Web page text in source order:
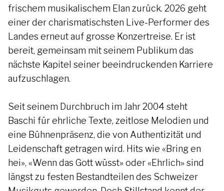
frischem musikalischem Elan zurück. 2026 geht
einer der charismatischsten Live-Performer des
Landes erneut auf grosse Konzertreise. Er ist
bereit, gemeinsam mit seinem Publikum das
nächste Kapitel seiner beeindruckenden Karriere
aufzuschlagen.
Seit seinem Durchbruch im Jahr 2004 steht
Baschi für ehrliche Texte, zeitlose Melodien und
eine Bühnenpräsenz, die von Authentizität und
Leidenschaft getragen wird. Hits wie «Bring en
hei», «Wenn das Gott wüsst» oder «Ehrlich» sind
längst zu festen Bestandteilen des Schweizer